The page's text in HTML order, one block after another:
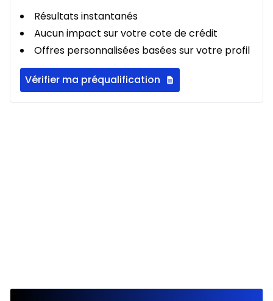
Location sur 27 mois
0.00 $ d'acompte • 2.49%
128$/Sem.
Location sur 24 mois
Résultats instantanés
Aucun impact sur votre cote de crédit
Offres personnalisées basées sur votre profil
Vérifier ma préqualification